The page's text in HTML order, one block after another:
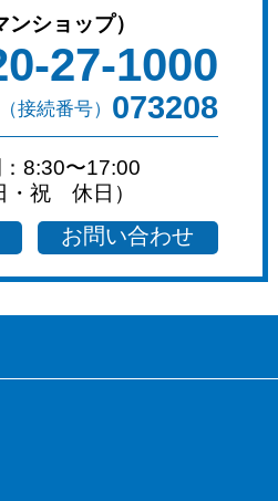
ショップ）
27-1000
（接続番号） 073208
8:30〜17:00
・祝 休日）
お問い合わせ